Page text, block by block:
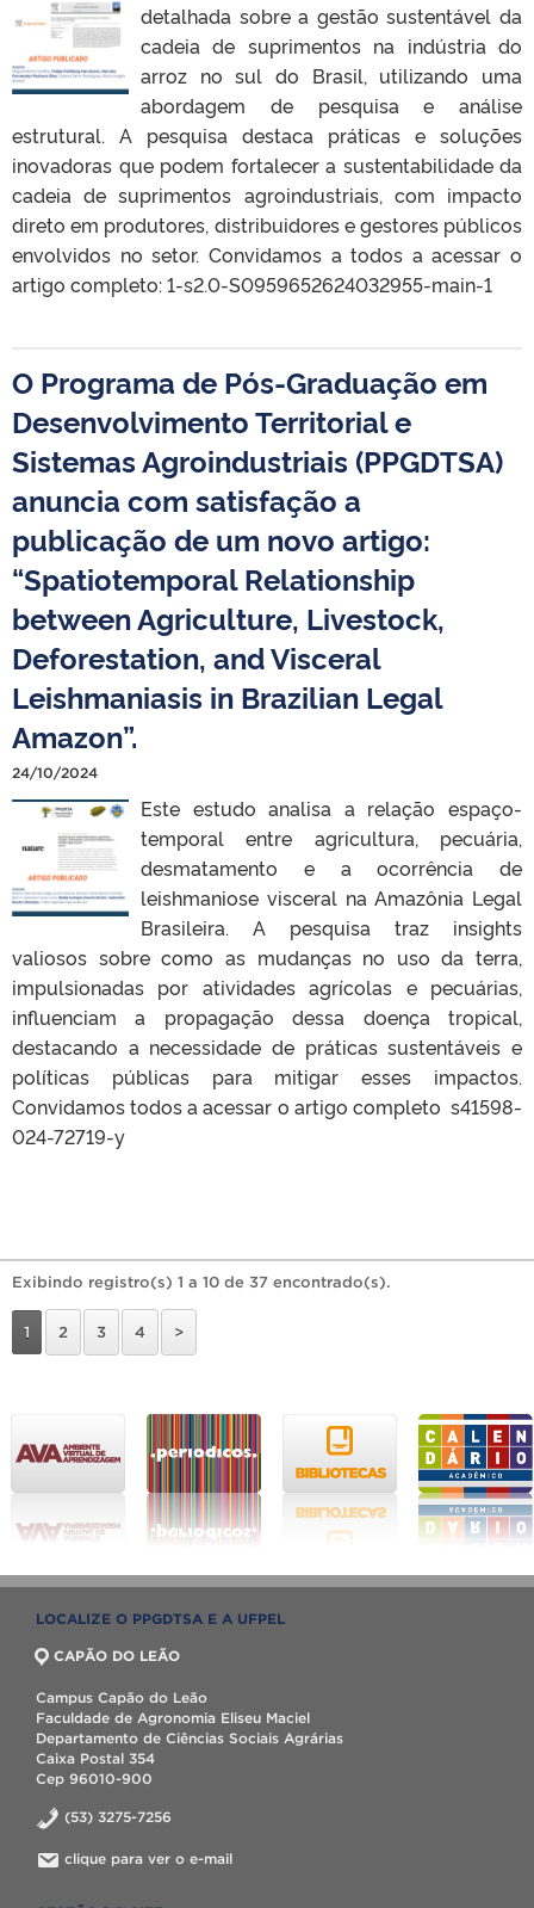
detalhada sobre a gestão sustentável da
cadeia de suprimentos na indústria do
arroz no sul do Brasil, utilizando uma
abordagem de pesquisa e análise
estrutural. A pesquisa destaca práticas e soluções
inovadoras que podem fortalecer a sustentabilidade da
cadeia de suprimentos agroindustriais, com impacto
direto em produtores, distribuidores e gestores públicos
envolvidos no setor. Convidamos a todos a acessar o
artigo completo: 1-s2.0-S0959652624032955-main-1
O Programa de Pós-Graduação em
Desenvolvimento Territorial e
Sistemas Agroindustriais (PPGDTSA)
anuncia com satisfação a
publicação de um novo artigo:
“Spatiotemporal Relationship
between Agriculture, Livestock,
Deforestation, and Visceral
Leishmaniasis in Brazilian Legal
Amazon”.
24/10/2024
Este estudo analisa a relação espaço-
temporal entre agricultura, pecuária,
desmatamento e a ocorrência de
leishmaniose visceral na Amazônia Legal
Brasileira. A pesquisa traz insights
valiosos sobre como as mudanças no uso da terra,
impulsionadas por atividades agrícolas e pecuárias,
influenciam a propagação dessa doença tropical,
destacando a necessidade de práticas sustentáveis e
políticas públicas para mitigar esses impactos.
Convidamos todos a acessar o artigo completo s41598-
024-72719-y
Exibindo registro(s) 1 a 10 de 37 encontrado(s).
1 2 3 4 >
LOCALIZE O PPGDTSA E A UFPEL
CAPÃO DO LEÃO
Campus Capão do Leão
Faculdade de Agronomia Eliseu Maciel
Departamento de Ciências Sociais Agrárias
Caixa Postal 354
Cep 96010-900
(53) 3275-7256
clique para ver o e-mail